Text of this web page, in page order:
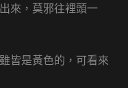
來，莫邪往裡頭一
皆是黃色的，可看來